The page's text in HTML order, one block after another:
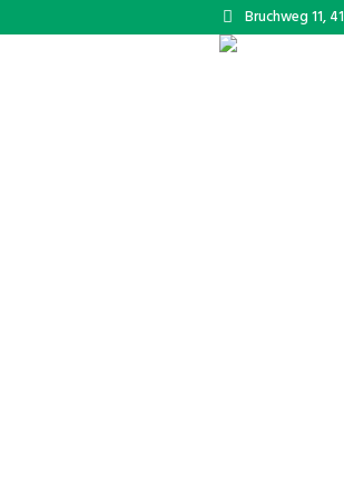
Bruchweg 11,